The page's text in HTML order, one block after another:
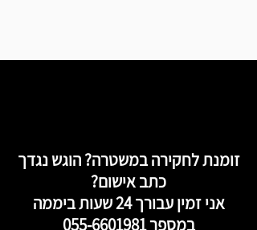
זומנת לחקירה במשטרה? הוגש נגדך
כתב אישום?
אני זמין עבורך 24 שעות ביממה
במספר055-6601981